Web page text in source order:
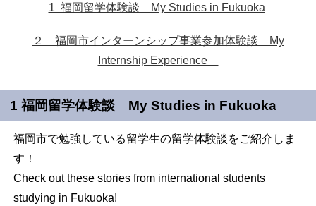
1 福岡留学体験談 My Studies in Fukuoka
２ 福岡市インターンシップ事業参加体験談 My
Internship Experience
1 福岡留学体験談 My Studies in Fukuoka
福岡市で勉強している留学生の留学体験談をご紹介しま
す！
Check out these stories from international students
studying in Fukuoka!